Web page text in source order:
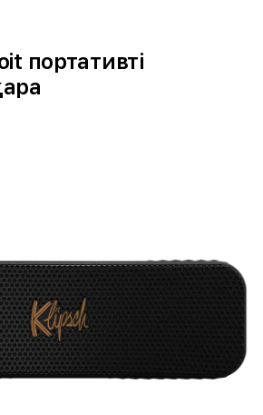
портативті